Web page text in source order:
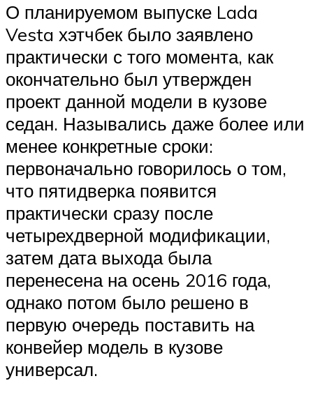
О планируемом выпуске Lada
Vesta хэтчбек было заявлено
практически с того момента, как
окончательно был утвержден
проект данной модели в кузове
седан. Назывались даже более или
менее конкретные сроки:
первоначально говорилось о том,
что пятидверка появится
практически сразу после
четырехдверной модификации,
затем дата выхода была
перенесена на осень 2016 года,
однако потом было решено в
первую очередь поставить на
конвейер модель в кузове
универсал.